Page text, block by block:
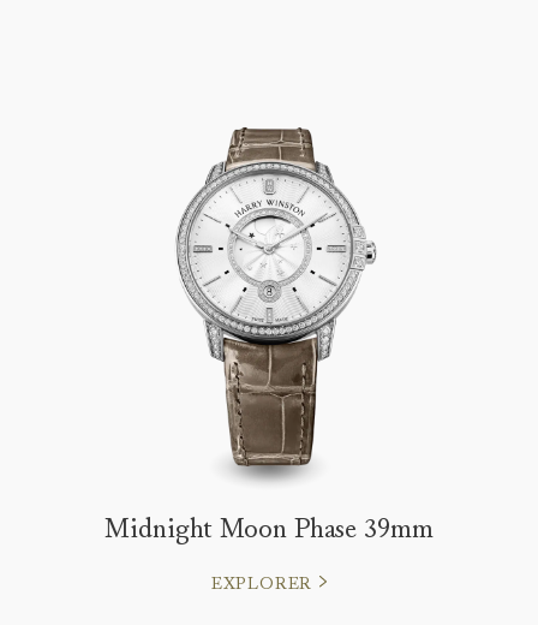
Midnight Moon Phase 39mm
EXPLORER